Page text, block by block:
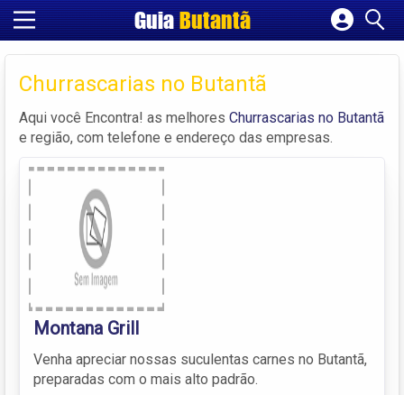
GuiaButantã
Cadastrar empresa
Criar conta
Churrascarias no Butantã
Aqui você Encontra! as melhores Churrascarias no Butantã
e região, com telefone e endereço das empresas.
Montana Grill
Venha apreciar nossas suculentas carnes no Butantã,
preparadas com o mais alto padrão.